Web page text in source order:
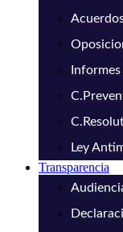
Ley
Transparencia